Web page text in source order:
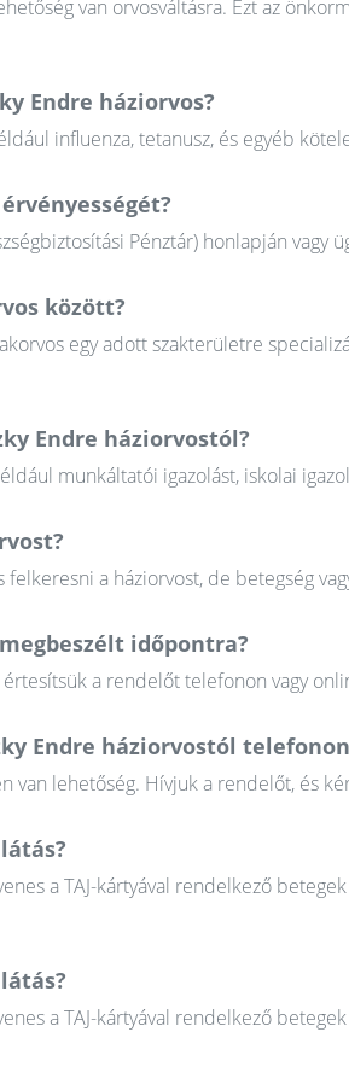
van orvosváltásra. Ezt az
Endre háziorvos?
influenza, tetanusz, és egyéb
Pénztár) honlapján
között?
egy adott szakterületre
Endre háziorvostól?
munkáltatói igazolást, iskolai
a háziorvost, de betegség
időpontra?
a rendelőt telefonon vagy
Endre háziorvostól
van lehetőség. Hívjuk a rendelőt, és
a TAJ-kártyával rendelkező
a TAJ-kártyával rendelkező